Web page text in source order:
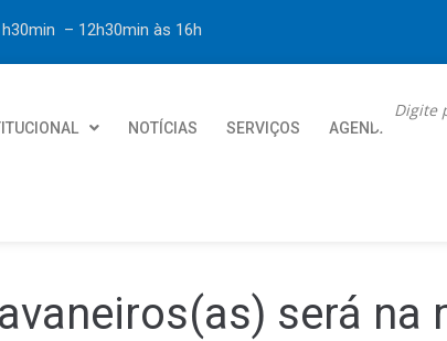
– 12h30min às 16h
NOTÍCIAS SERVIÇOS AGENDA
será na